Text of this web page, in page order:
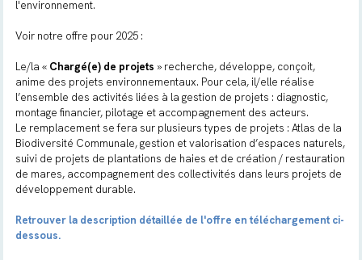
l'environnement.
Voir notre offre pour 2025 :
Le/la «Chargé(e) de projets » recherche, développe, conçoit,
anime des projets environnementaux. Pour cela, il/elle réalise
l’ensemble des activités liées à la gestion de projets : diagnostic,
montage financier, pilotage et accompagnement des acteurs.
Le remplacement se fera sur plusieurs types de projets : Atlas de la
Biodiversité Communale, gestion et valorisation d’espaces naturels,
suivi de projets de plantations de haies et de création / restauration
de mares, accompagnement des collectivités dans leurs projets de
développement durable.
Retrouver la description détaillée de l'offre en téléchargement ci-
dessous.